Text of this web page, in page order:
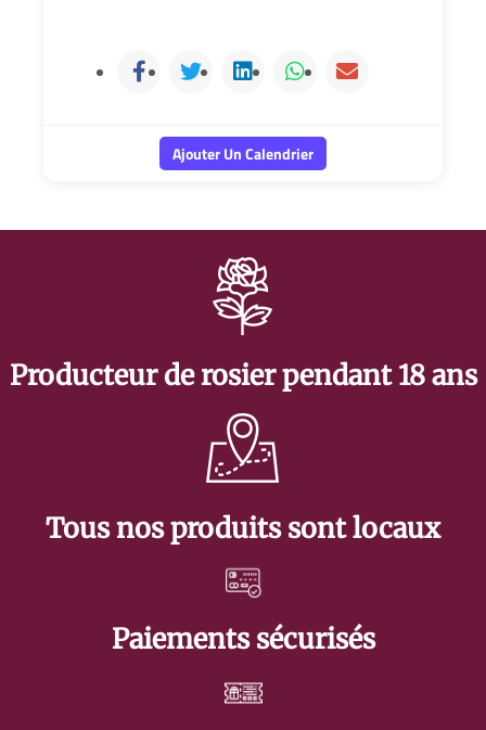
Ajouter Un Calendrier
Producteur de rosier pendant 18 ans
Tous nos produits sont locaux
Paiements sécurisés